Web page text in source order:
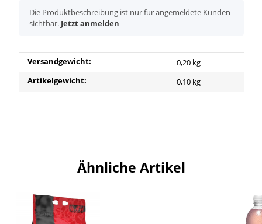
x
Die Produktbeschreibung ist nur für angemeldete Kunden
sichtbar. Jetzt anmelden
Produkteigenschaft
Wert
Versandgewicht:
0,20 kg
Artikelgewicht:
0,10 kg
Ähnliche Artikel